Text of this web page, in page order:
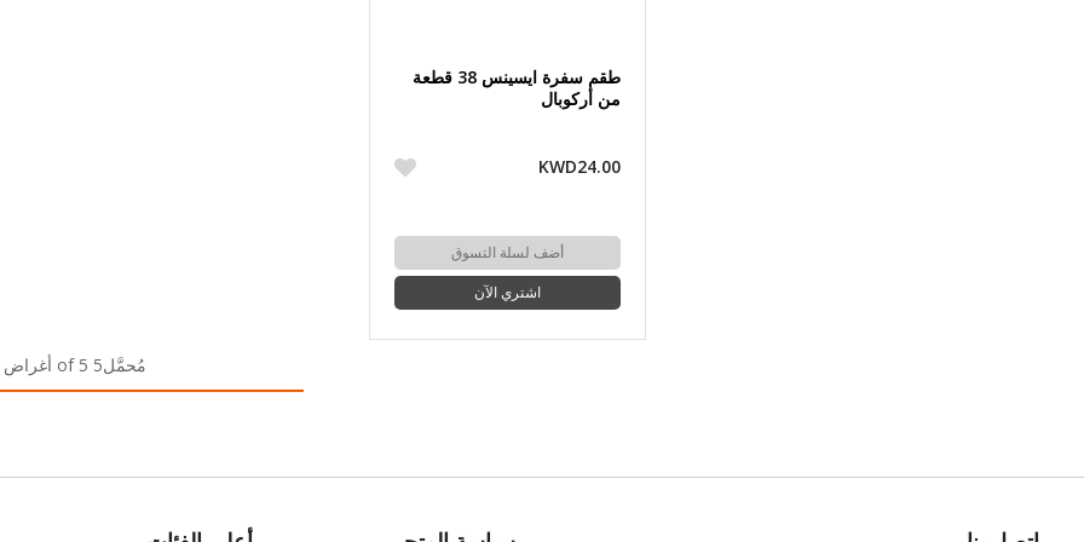
طقم سفرة ايسينس 38 قطعة
من أركوبال
KWD24.00
أضف لسلة التسوق
اشتري الآن
مُحمَّل5 of 5 أغراض